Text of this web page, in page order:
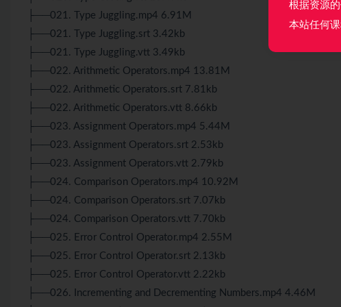
├──021. Type Juggling.mp4 6.91M
├──021. Type Juggling.srt 3.42kb
├──021. Type Juggling.vtt 3.49kb
├──022. Arithmetic Operators.mp4 13.81M
├──022. Arithmetic Operators.srt 7.81kb
├──022. Arithmetic Operators.vtt 8.66kb
├──023. Assignment Operators.mp4 5.44M
├──023. Assignment Operators.srt 2.53kb
├──023. Assignment Operators.vtt 2.79kb
├──024. Comparison Operators.mp4 10.92M
├──024. Comparison Operators.srt 7.07kb
├──024. Comparison Operators.vtt 7.70kb
├──025. Error Control Operator.mp4 2.55M
├──025. Error Control Operator.srt 2.13kb
├──025. Error Control Operator.vtt 2.22kb
├──026. Incrementing and Decrementing Numbers.mp4 4.46M
根据资源
本站任何